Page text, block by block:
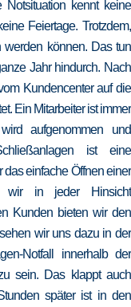
kennt keine
Feiertage. Trotzdem,
werden können. Das tun
Jahr hindurch. Nach
Kundencenter auf die
Ein Mitarbeiter ist immer
aufgenommen und
ist eine
das einfache Öffnen einer
wir in jeder Hinsicht
Kunden bieten wir den
wir uns dazu in der
Notfall innerhalb der
sein. Das klappt auch
später ist in den